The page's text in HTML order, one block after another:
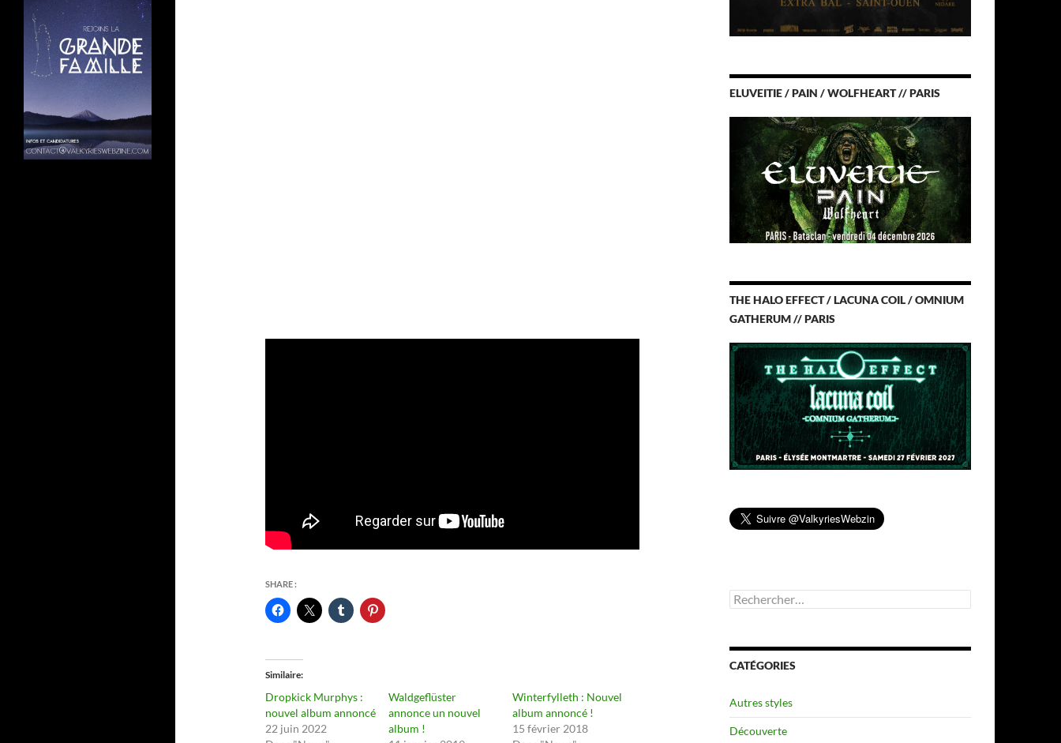
SHARE :
Similaire
Dropkick Murphys :
nouvel album annoncé
22 juin 2022
Waldgeflüster
annonce un nouvel
album !
Winterfylleth : Nouvel
album annoncé !
15 février 2018
ELUVEITIE / PAIN / WOLFHEART // PARIS
THE HALO EFFECT / LACUNA COIL / OMNIUM
GATHERUM // PARIS
Rechercher :
CATÉGORIES
Autres styles
Découverte